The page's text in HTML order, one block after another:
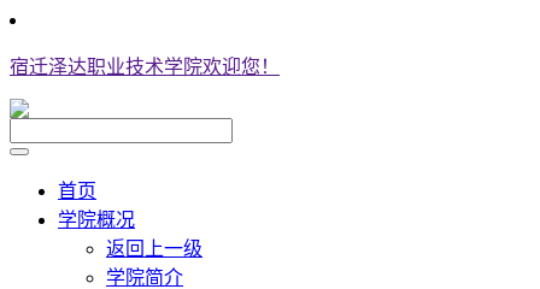
宿迁泽达职业技术学院欢迎您！
首页
学院概况
返回上一级
学院简介